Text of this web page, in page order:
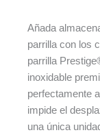
Añada
parrilla con los
parrilla
inoxidable
perfectamente
impide el
una única